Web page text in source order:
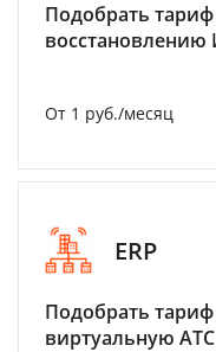
Подобрать
восстановлению
От 1 руб./месяц
ERP
Подобрать
виртуальную АТС